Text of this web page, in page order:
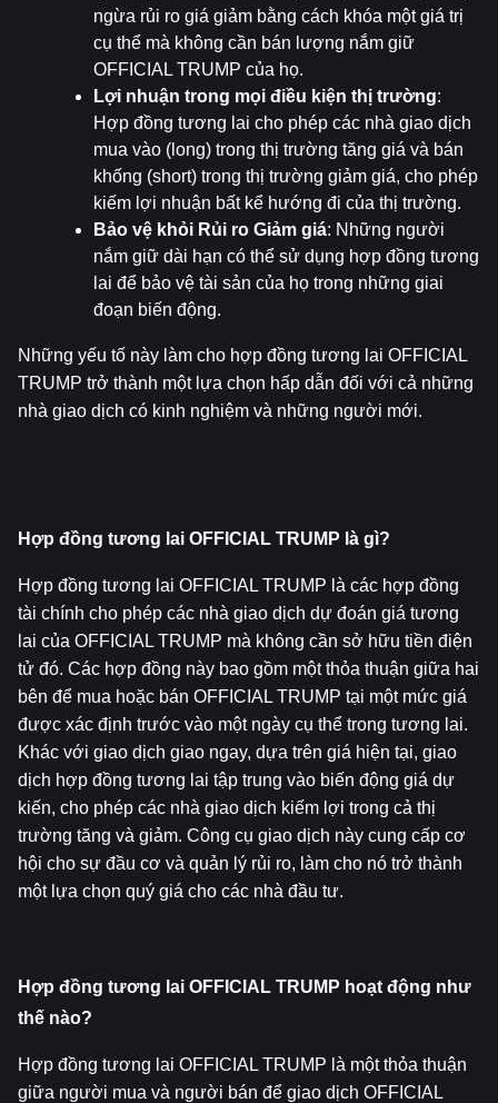
ngừa rủi ro giá giảm bằng cách khóa một giá trị
cụ thể mà không cần bán lượng nắm giữ
OFFICIAL TRUMP của họ.
Lợi nhuận trong mọi điều kiện thị trường:
Hợp đồng tương lai cho phép các nhà giao dịch
mua vào (long) trong thị trường tăng giá và bán
khống (short) trong thị trường giảm giá, cho phép
kiếm lợi nhuận bất kể hướng đi của thị trường.
Bảo vệ khỏi Rủi ro Giảm giá: Những người
nắm giữ dài hạn có thể sử dụng hợp đồng tương
lai để bảo vệ tài sản của họ trong những giai
đoạn biến động.
Những yếu tố này làm cho hợp đồng tương lai OFFICIAL
TRUMP trở thành một lựa chọn hấp dẫn đối với cả những
nhà giao dịch có kinh nghiệm và những người mới.
Hợp đồng tương lai OFFICIAL TRUMP là gì?
Hợp đồng tương lai OFFICIAL TRUMP là các hợp đồng
tài chính cho phép các nhà giao dịch dự đoán giá tương
lai của OFFICIAL TRUMP mà không cần sở hữu tiền điện
tử đó. Các hợp đồng này bao gồm một thỏa thuận giữa hai
bên để mua hoặc bán OFFICIAL TRUMP tại một mức giá
được xác định trước vào một ngày cụ thể trong tương lai.
Khác với giao dịch giao ngay, dựa trên giá hiện tại, giao
dịch hợp đồng tương lai tập trung vào biến động giá dự
kiến, cho phép các nhà giao dịch kiếm lợi trong cả thị
trường tăng và giảm. Công cụ giao dịch này cung cấp cơ
hội cho sự đầu cơ và quản lý rủi ro, làm cho nó trở thành
một lựa chọn quý giá cho các nhà đầu tư.
Hợp đồng tương lai OFFICIAL TRUMP hoạt động như
thế nào?
Hợp đồng tương lai OFFICIAL TRUMP là một thỏa thuận
giữa người mua và người bán để giao dịch OFFICIAL